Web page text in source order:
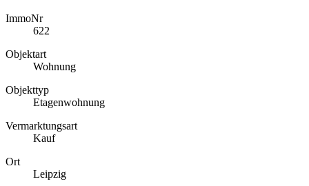
ImmoNr
622
Objektart
Wohnung
Objekttyp
Etagenwohnung
Vermarktungsart
Kauf
Ort
Leipzig